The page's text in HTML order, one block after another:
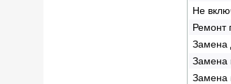
Не
Ремонт
Замена
Замена
Замена